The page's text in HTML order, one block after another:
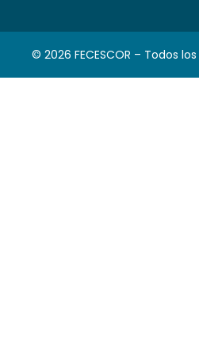
© 2026 FECESCOR – Todos